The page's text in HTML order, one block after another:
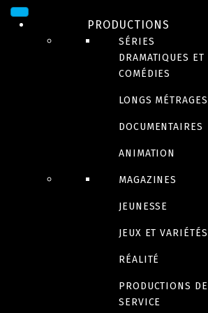
PRODUCTIONS
SÉRIES
DRAMATIQUES ET
COMÉDIES
LONGS MÉTRAGES
DOCUMENTAIRES
ANIMATION
MAGAZINES
JEUNESSE
JEUX ET VARIÉTÉS
RÉALITÉ
PRODUCTIONS DE
SERVICE
Riley Rocket